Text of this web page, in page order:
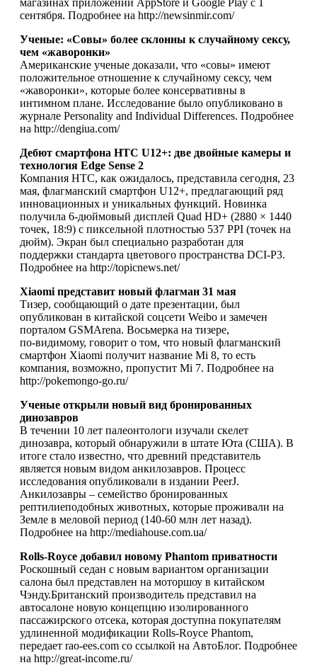
сентября. Подробнее на http://newsinmir.com/
Ученые: «Совы» более склонны к случайному сексу,
чем «жаворонки»
Американские ученые доказали, что «совы» имеют
положительное отношение к случайному сексу, чем
«жаворонки», которые более консервативны в
интимном плане. Исследование было опубликовано в
журнале Personality and Individual Differences. Подробнее
на http://dengiua.com/
Дебют смартфона HTC U12+: две двойные камеры и
технология Edge Sense 2
Компания HTC, как ожидалось, представила сегодня, 23
мая, флагманский смартфон U12+, предлагающий ряд
инновационных и уникальных функций. Новинка
получила 6-дюймовый дисплей Quad HD+ (2880 × 1440
точек, 18:9) с пиксельной плотностью 537 PPI (точек на
дюйм). Экран был специально разработан для
поддержки стандарта цветового пространства DCI-P3.
Подробнее на http://topicnews.net/
Xiaomi представит новый флагман 31 мая
Тизер, сообщающий о дате презентации, был
опубликован в китайской соцсети Weibo и замечен
порталом GSMArena. Восьмерка на тизере,
по‑видимому, говорит о том, что новый флагманский
смартфон Xiaomi получит название Mi 8, то есть
компания, возможно, пропустит Mi 7. Подробнее на
http://pokemongo-go.ru/
Ученые открыли новый вид бронированных
динозавров
В течении 10 лет палеонтологи изучали скелет
динозавра, который обнаружили в штате Юта (США). В
итоге стало известно, что древний представитель
является новым видом анкилозавров. Процесс
исследования опубликовали в издании PeerJ.
Анкилозавры – семейство бронированных
рептилиеподобных животных, которые проживали на
Земле в меловой период (140-60 млн лет назад).
Подробнее на http://mediahouse.com.ua/
Rolls-Royce добавил новому Phantom приватности
Роскошный седан с новым вариантом организации
салона был представлен на моторшоу в китайском
Чэнду.Британский производитель представил на
автосалоне новую концепцию изолированного
пассажирского отсека, которая доступна покупателям
удлиненной модификации Rolls-Royce Phantom,
передает rao-ees.com со ссылкой на АвтоБлог. Подробнее
на http://great-income.ru/